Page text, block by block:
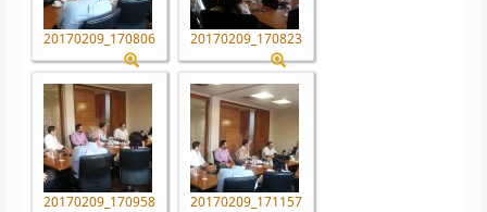
20170209_170806 20170209_170823
20170209_170958 20170209_171157